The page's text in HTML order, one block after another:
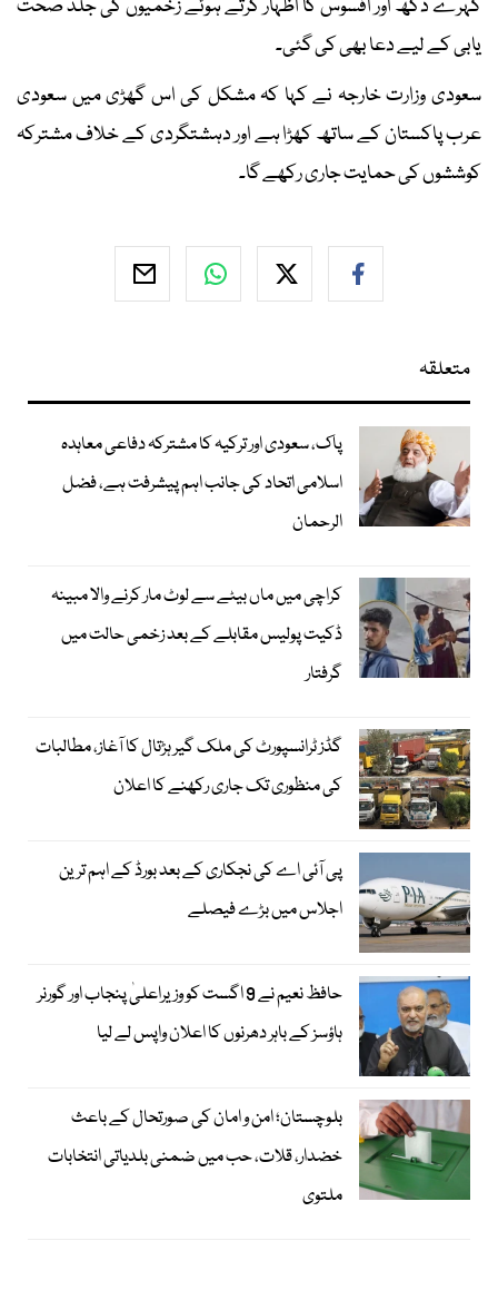
گہرے دکھ اور افسوس کا اظہار کرتے ہوئے زخمیوں کی جلد صحت
یابی کے لیے دعا بھی کی گئی۔
سعودی وزارت خارجہ نے کہا کہ مشکل کی اس گھڑی میں سعودی
عرب پاکستان کے ساتھ کھڑا ہے اور دہشتگردی کے خلاف مشترکہ
کوششوں کی حمایت جاری رکھے گا۔
متعلقہ
پاک، سعودی اور ترکیہ کا مشترکہ دفاعی معاہدہ
اسلامی اتحاد کی جانب اہم پیشرفت ہے، فضل
الرحمان
کراچی میں ماں بیٹے سے لوٹ مار کرنے والا مبینہ
ڈکیت پولیس مقابلے کے بعد زخمی حالت میں
گرفتار
گڈز ٹرانسپورٹ کی ملک گیر ہڑتال کا آغاز، مطالبات
کی منظوری تک جاری رکھنے کا اعلان
پی آئی اے کی نجکاری کے بعد بورڈ کے اہم ترین
اجلاس میں بڑے فیصلے
حافظ نعیم نے 9 اگست کو وزیراعلیٰ پنجاب اور گورنر
ہاؤسز کے باہر دھرنوں کا اعلان واپس لے لیا
بلوچستان؛ امن و امان کی صورتحال کے باعث
خضدار، قلات، حب میں ضمنی بلدیاتی انتخابات
ملتوی